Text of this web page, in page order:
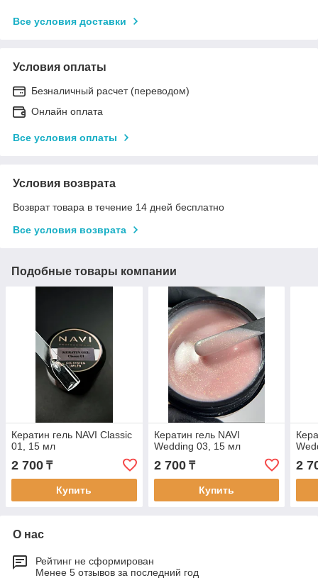
Все условия доставки
Условия оплаты
Безналичный расчет (переводом)
Онлайн оплата
Все условия оплаты
Условия возврата
Возврат товара в течение 14 дней бесплатно
Все условия возврата
Подобные товары компании
Кератин гель NAVI Classic
01, 15 мл
2 700 ₸
Купить
Кератин гель NAVI
Wedding 03, 15 мл
2 700₸
Купить
2
О нас
Рейтинг не сформирован
Менее 5 отзывов за последний год